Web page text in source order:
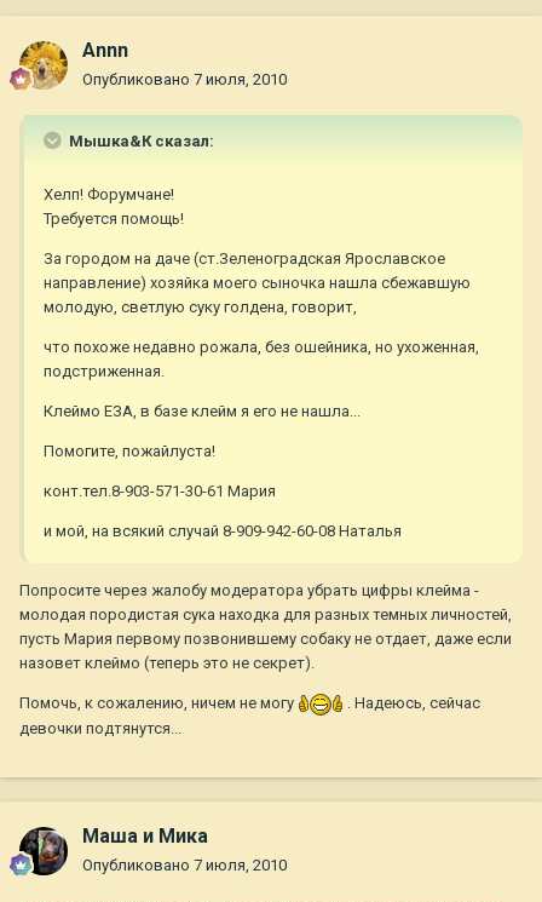
Annn
Опубликовано 7 июля, 2010
Мышка&К сказал:
Хелп! Форумчане!
Требуется помощь!
За городом на даче (ст.Зеленоградская Ярославское
направление) хозяйка моего сыночка нашла сбежавшую
молодую, светлую суку голдена, говорит,
что похоже недавно рожала, без ошейника, но ухоженная,
подстриженная.
Клеймо ЕЗА, в базе клейм я его не нашла...
Помогите, пожайлуста!
конт.тел.8-903-571-30-61 Мария
и мой, на всякий случай 8-909-942-60-08 Наталья
Попросите через жалобу модератора убрать цифры клейма -
молодая породистая сука находка для разных темных личностей,
пусть Мария первому позвонившему собаку не отдает, даже если
назовет клеймо (теперь это не секрет).
Помочь, к сожалению, ничем не могу
. Надеюсь, сейчас
девочки подтянутся...
Маша и Мика
Опубликовано 7 июля, 2010